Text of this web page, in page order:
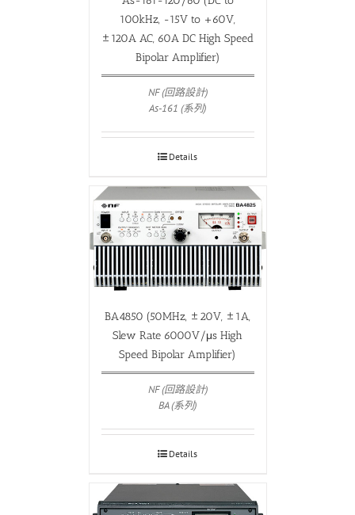
100kHz, -15V to +60V,
±120A AC, 60A DC High Speed
Bipolar Amplifier)
NF (回路設計)
As-161 (系列)
Details
BA4850 (50MHz, ±20V, ±1A,
Slew Rate 6000V/μs High
Speed Bipolar Amplifier)
NF (回路設計)
BA (系列)
Details